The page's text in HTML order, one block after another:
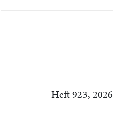
Heft 923, 2026